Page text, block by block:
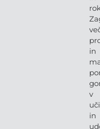
in
v
in